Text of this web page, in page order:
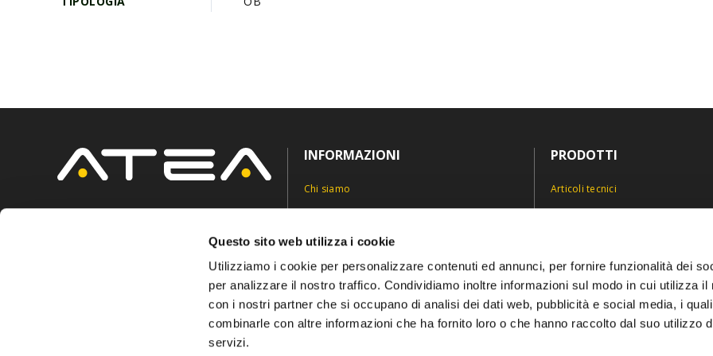
Questo sito web utilizza i cookie
Utilizziamo i cookie per personalizzare contenuti ed annunci, per fornire funzionalità dei
per analizzare il nostro traffico. Condividiamo inoltre informazioni sul modo in cui utilizza il
con i nostri partner che si occupano di analisi dei dati web, pubblicità e social media, i
combinarle con altre informazioni che ha fornito loro o che hanno raccolto dal suo utilizzo
servizi.
INFORMAZIONI
Chi siamo
Contatti
Privacy Policy
Cookie Policy
PRODOTTI
Articoli tecnici
Antinfortunistica
Personalizzazioni